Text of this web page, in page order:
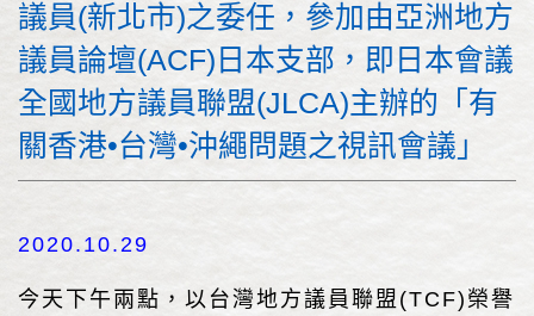
議員(新北市)之委任，參加由亞洲地方
議員論壇(ACF)日本支部，即日本會議
全國地方議員聯盟(JLCA)主辦的「有
關香港•台灣•沖繩問題之視訊會議」
2020.10.29
今天下午兩點，以台灣地方議員聯盟(TCF)榮譽